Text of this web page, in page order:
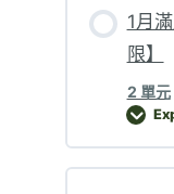
1月
限】
2 單元